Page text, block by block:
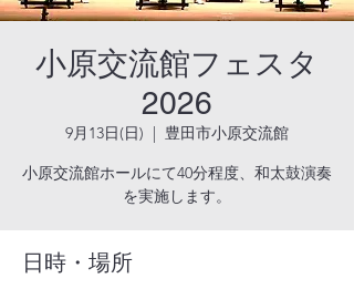
小原交流館フェスタ
2026
9月13日(日)
  |
豊田市小原交流館
小原交流館ホールにて40分程度、和太鼓演奏
を実施します。
日時・場所